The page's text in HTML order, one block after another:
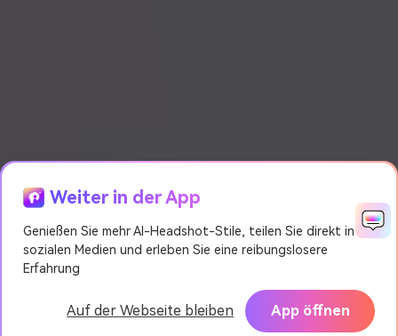
TESTEN
Weiter in der App
Genießen Sie mehr AI-Headshot-Stile, teilen Sie direkt in
sozialen Medien und erleben Sie eine reibungslosere
Erfahrung
Auf der Webseite bleiben App öffnen
KI-Videogenerator
Jetzt